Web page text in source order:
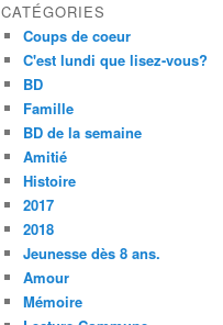
CATÉGORIES
Coups de coeur
C'est lundi que lisez-vous?
BD
Famille
BD de la semaine
Amitié
Histoire
2017
2018
Jeunesse dès 8 ans.
Amour
Mémoire